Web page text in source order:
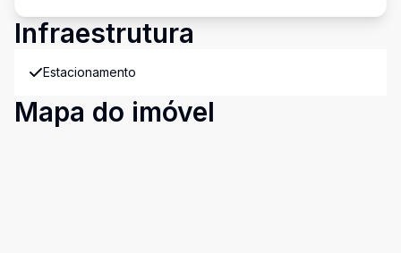
Infraestrutura
Estacionamento
Mapa do imóvel